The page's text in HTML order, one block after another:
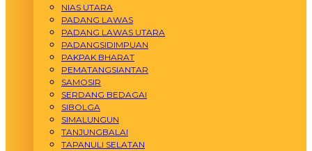
NIAS UTARA
PADANG LAWAS
PADANG LAWAS UTARA
PADANGSIDIMPUAN
PAKPAK BHARAT
PEMATANGSIANTAR
SAMOSIR
SERDANG BEDAGAI
SIBOLGA
SIMALUNGUN
TANJUNGBALAI
TAPANULI SELATAN